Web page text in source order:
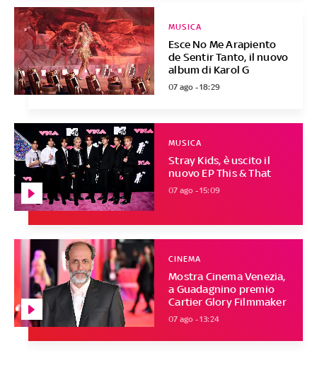
Esce No Me Arapiento
de Sentir Tanto, il nuovo
album di Karol G
MUSICA
07 ago - 18:29
Stray Kids, è uscito il
nuovo EP This & That
MUSICA
07 ago - 15:09
Mostra Cinema Venezia,
a Guadagnino premio
Cartier Glory Filmmaker
CINEMA
07 ago - 13:24